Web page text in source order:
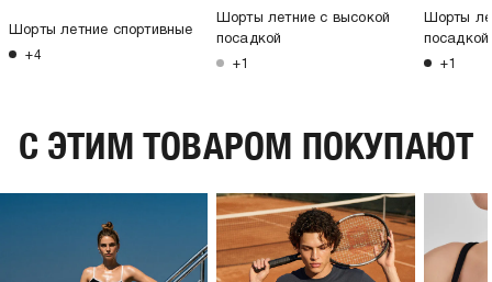
Шорты летние спортивные
+4
Шорты летние с высокой
посадкой
+1
Шорты
посадкой
+1
C ЭТИМ ТОВАРОМ ПОКУПАЮТ